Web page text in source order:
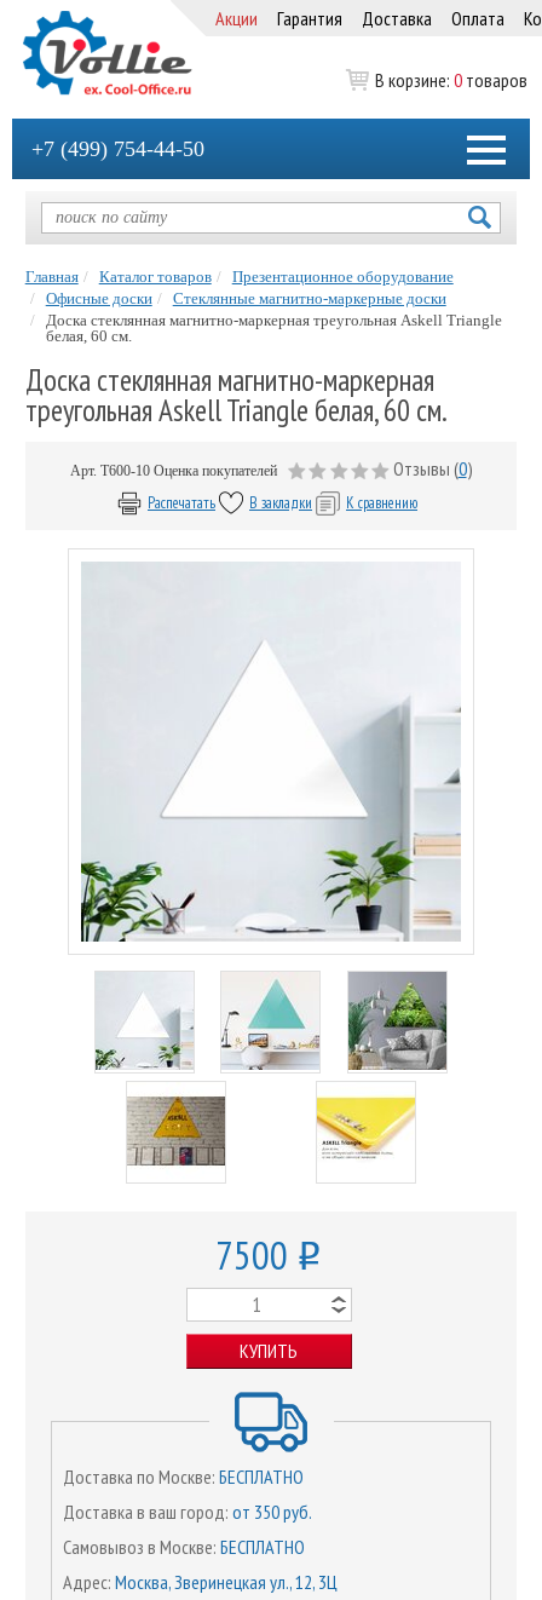
Акции Гарантия Доставка Оплата
В корзине: 0 товаров
+7 (499) 754-44-50
Главная Каталог товаров
Презентационное оборудование
Офисные доски
Стеклянные магнитно-маркерные доски
Доска стеклянная магнитно-маркерная треугольная Askell Triangle
белая, 60 см.
Доска стеклянная магнитно-маркерная
треугольная Askell Triangle белая, 60 см.
Арт. Т600-10 Оценка покупателей Отзывы (0)
Распечатать В закладки К сравнению
7500 o
КУПИТЬ
Доставка по Москве: БЕСПЛАТНО
Доставка в ваш город: от 350 руб.
Самовывоз в Москве: БЕСПЛАТНО
Адрес: Москва, Зверинецкая ул., 12, 3Ц